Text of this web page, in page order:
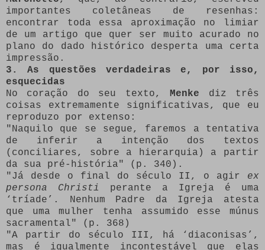
importantes coletâneas de resenhas:
encontrar toda essa aproximação no limiar
de um artigo que quer ser muito acurado no
plano do dado histórico desperta uma certa
impressão.
3. As questões verdadeiras e, por isso,
esquecidas
No coração do seu texto,Menke diz três
coisas extremamente significativas, que eu
reproduzo por extenso:
"Naquilo que se segue, faremos a tentativa
de inferir a intenção dos textos
(conciliares, sobre a hierarquia) a partir
da sua pré-história" (p. 340).
"Já desde o final do século II, o agir ex
persona Christi
perante a Igreja é uma
‘tríade’. Nenhum Padre da Igreja atesta
que uma mulher tenha assumido esse múnus
sacramental" (p. 368)
"A partir do século III, há ‘diaconisas’,
mas é igualmente incontestável que elas